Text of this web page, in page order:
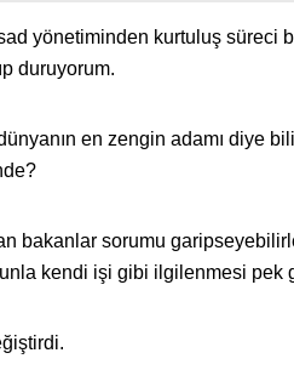
yönetiminden kurtuluş süreci
duruyorum.
en zengin adamı diye
bakanlar sorumu
kendi işi gibi ilgilenmesi